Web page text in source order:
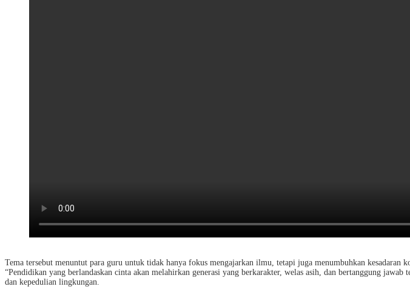
Tema tersebut menuntut para guru untuk tidak hanya fokus mengajarkan ilmu, tetapi juga menumbuhkan kesadaran
“Pendidikan yang berlandaskan cinta akan melahirkan generasi yang berkarakter, welas asih, dan bertanggung
dan kepedulian lingkungan.